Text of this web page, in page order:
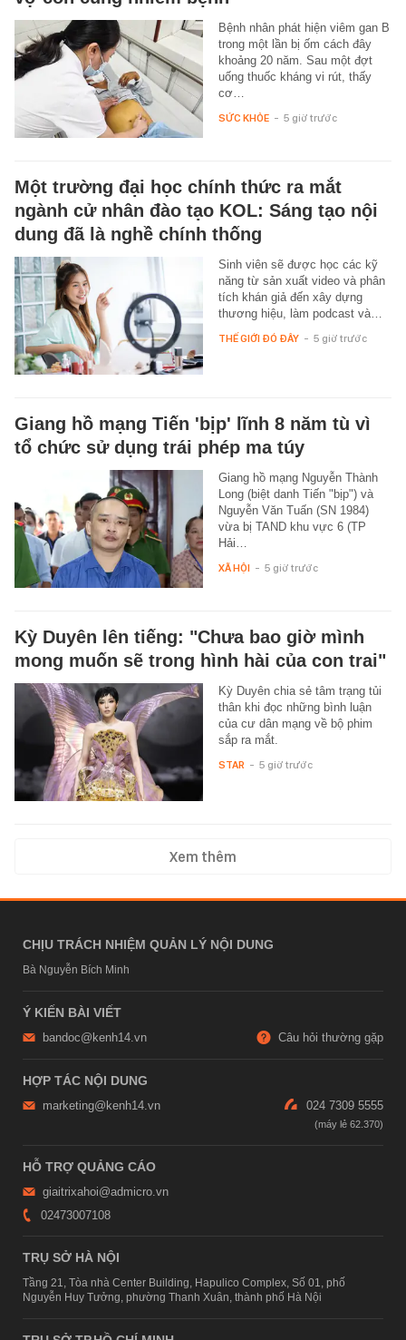
Bệnh nhân phát hiện viêm gan B
trong một lần bị ốm cách đây
khoảng 20 năm. Sau một đợt
uống thuốc kháng vi rút, thấy
cơ…
SỨC KHỎE - 5 giờ trước
Một trường đại học chính thức ra mắt
ngành cử nhân đào tạo KOL: Sáng tạo nội
dung đã là nghề chính thống
Sinh viên sẽ được học các kỹ
năng từ sản xuất video và phân
tích khán giả đến xây dựng
thương hiệu, làm podcast và…
THẾ GIỚI ĐÓ ĐÂY - 5 giờ trước
Giang hồ mạng Tiến 'bịp' lĩnh 8 năm tù vì
tổ chức sử dụng trái phép ma túy
Giang hồ mạng Nguyễn Thành
Long (biệt danh Tiến "bịp") và
Nguyễn Văn Tuấn (SN 1984)
vừa bị TAND khu vực 6 (TP
Hải…
XÃ HỘI - 5 giờ trước
Kỳ Duyên lên tiếng: "Chưa bao giờ mình
mong muốn sẽ trong hình hài của con trai"
Kỳ Duyên chia sẻ tâm trạng tủi
thân khi đọc những bình luận
của cư dân mạng về bộ phim
sắp ra mắt.
STAR - 5 giờ trước
Xem thêm
CHỊU TRÁCH NHIỆM QUẢN LÝ NỘI DUNG
Bà Nguyễn Bích Minh
Ý KIẾN BÀI VIẾT
bandoc@kenh14.vn Câu hỏi thường gặp
HỢP TÁC NỘI DUNG
marketing@kenh14.vn 024 7309 5555
HỖ TRỢ QUẢNG CÁO
giaitrixahoi@admicro.vn
02473007108
TRỤ SỞ HÀ NỘI
Tầng 21, Tòa nhà Center Building, Hapulico Complex, Số 01, phố
Nguyễn Huy Tưởng, phường Thanh Xuân, thành phố Hà Nội